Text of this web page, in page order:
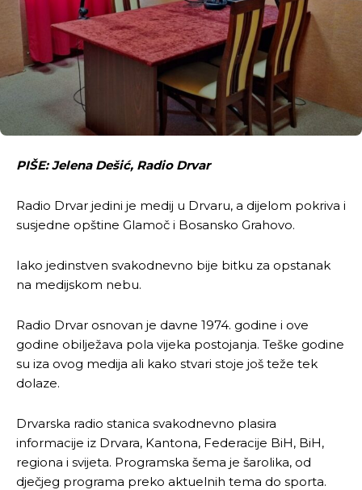
PIŠE: Jelena Dešić, Radio Drvar
Radio Drvar jedini je medij u Drvaru, a dijelom pokriva i
susjedne opštine Glamoč i Bosansko Grahovo.
Iako jedinstven svakodnevno bije bitku za opstanak
na medijskom nebu.
Radio Drvar osnovan je davne 1974. godine i ove
godine obilježava pola vijeka postojanja. Teške godine
su iza ovog medija ali kako stvari stoje još teže tek
dolaze.
Drvarska radio stanica svakodnevno plasira
informacije iz Drvara, Kantona, Federacije BiH, BiH,
regiona i svijeta. Programska šema je šarolika, od
dječjeg programa preko aktuelnih tema do sporta.